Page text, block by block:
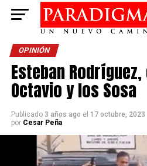
OPINIÓN
Esteban
Octavio y los Sosa
Publicado 3 años ago el 17 octubre, 2023
por Cesar Peña